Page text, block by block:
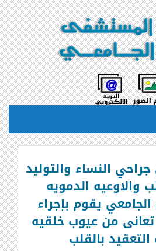
النساء والتوليد
والاوعيه الدمويه
يقوم بإجراء
من عيوب خلقيه
بالقلب